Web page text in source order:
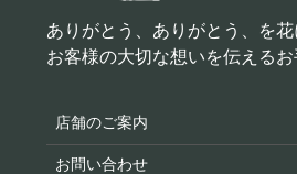
ありがとう、ありがとう、を花
お客様の大切な想いを伝えるお
店舗のご案内
お問い合わせ